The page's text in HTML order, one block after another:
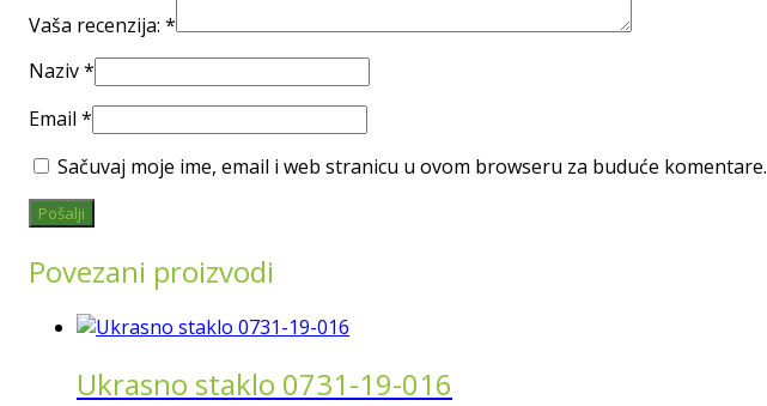
Vaša recenzija: *
Naziv*
Email *
Sačuvaj moje ime, email i web stranicu u ovom browseru za buduće komentare.
Povezani proizvodi
Ukrasno staklo 0731-19-016